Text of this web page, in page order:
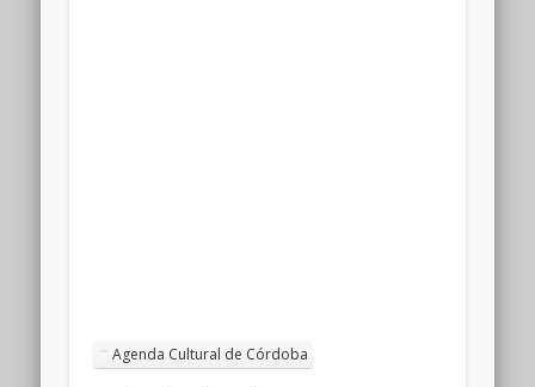
Agenda Cultural de Córdoba